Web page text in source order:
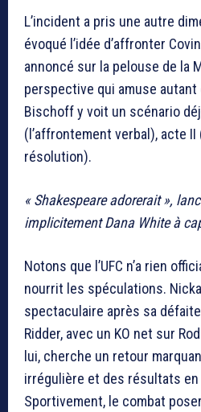
L’incident a pris une autre
évoqué l’idée d’affronter
annoncé sur la pelouse de la
perspective qui amuse autant
Bischoff y voit un scénario
(l’affrontement verbal), acte II
résolution).
« Shakespeare adorerait »,
implicitementDana Whiteà
Notons que l’UFC n’a rien
nourrit les spéculations.
spectaculaire après sa
Ridder, avec un KO net sur
lui, cherche un retour
irrégulière et des résultats
Sportivement, le combat